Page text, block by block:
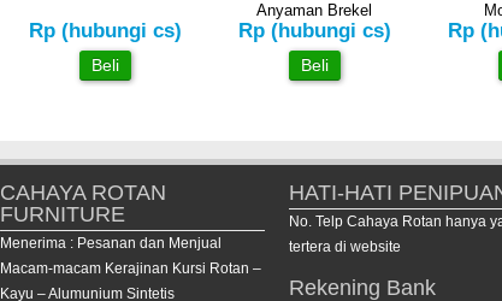
Rp (hubungi cs)
Beli
Anyaman Brekel
Rp (hubungi cs)
Beli
Rp
CAHAYA ROTAN
FURNITURE
Menerima : Pesanan dan Menjual
Macam-macam Kerajinan Kursi Rotan –
Kayu – Alumunium Sintetis
HATI-HATI
No. Telp Cahaya Rotan hanya
tertera di website
Rekening Bank